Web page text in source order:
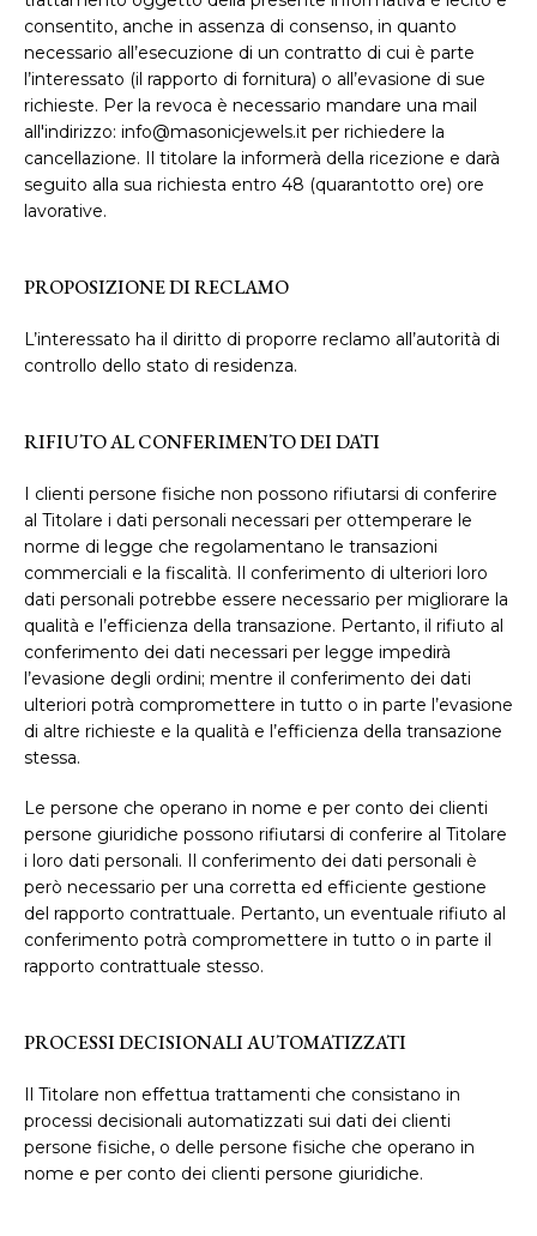
consentito, anche in assenza di consenso, in quanto
necessario all’esecuzione di un contratto di cui è parte
l’interessato (il rapporto di fornitura) o all’evasione di sue
richieste. Per la revoca è necessario mandare una mail
all'indirizzo: info@masonicjewels.it per richiedere la
cancellazione. Il titolare la informerà della ricezione e darà
seguito alla sua richiesta entro 48 (quarantotto ore) ore
lavorative.
PROPOSIZIONE DI RECLAMO
L’interessato ha il diritto di proporre reclamo all’autorità di
controllo dello stato di residenza.
RIFIUTO AL CONFERIMENTO DEI DATI
I clienti persone fisiche non possono rifiutarsi di conferire
al Titolare i dati personali necessari per ottemperare le
norme di legge che regolamentano le transazioni
commerciali e la fiscalità. Il conferimento di ulteriori loro
dati personali potrebbe essere necessario per migliorare la
qualità e l’efficienza della transazione. Pertanto, il rifiuto al
conferimento dei dati necessari per legge impedirà
l’evasione degli ordini; mentre il conferimento dei dati
ulteriori potrà compromettere in tutto o in parte l’evasione
di altre richieste e la qualità e l’efficienza della transazione
stessa.
Le persone che operano in nome e per conto dei clienti
persone giuridiche possono rifiutarsi di conferire al Titolare
i loro dati personali. Il conferimento dei dati personali è
però necessario per una corretta ed efficiente gestione
del rapporto contrattuale. Pertanto, un eventuale rifiuto al
conferimento potrà compromettere in tutto o in parte il
rapporto contrattuale stesso.
PROCESSI DECISIONALI AUTOMATIZZATI
Il Titolare non effettua trattamenti che consistano in
processi decisionali automatizzati sui dati dei clienti
persone fisiche, o delle persone fisiche che operano in
nome e per conto dei clienti persone giuridiche.